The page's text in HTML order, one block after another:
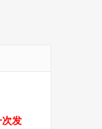
次发